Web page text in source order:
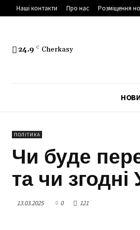
Наші контакти Про нас Розміщення
24.9 C Cherkasy
ПОЛІТИКА
Чи буде
та чи
13.03.2025 0 121